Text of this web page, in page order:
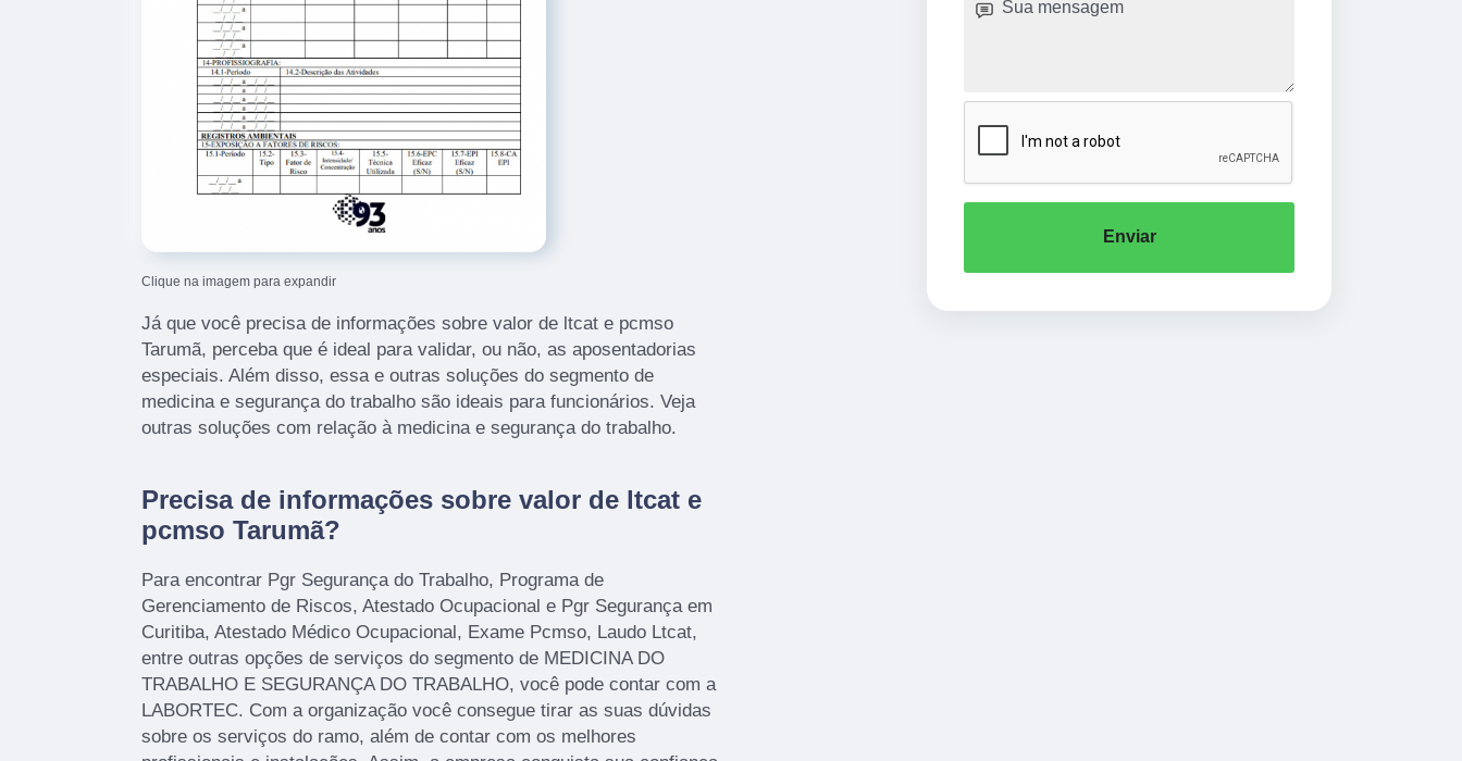
Clique na imagem para expandir
Já que você precisa de informações sobre valor de ltcat e pcmso
Tarumã, perceba que é ideal para validar, ou não, as aposentadorias
especiais. Além disso, essa e outras soluções do segmento de
medicina e segurança do trabalho são ideais para funcionários. Veja
outras soluções com relação à medicina e segurança do trabalho.
Precisa de informações sobre valor de ltcat e
pcmso Tarumã?
Para encontrar Pgr Segurança do Trabalho, Programa de
Gerenciamento de Riscos, Atestado Ocupacional e Pgr Segurança em
Curitiba, Atestado Médico Ocupacional, Exame Pcmso, Laudo Ltcat,
entre outras opções de serviços do segmento de MEDICINA DO
TRABALHO E SEGURANÇA DO TRABALHO, você pode contar com a
LABORTEC. Com a organização você consegue tirar as suas dúvidas
sobre os serviços do ramo, além de contar com os melhores
Enviar